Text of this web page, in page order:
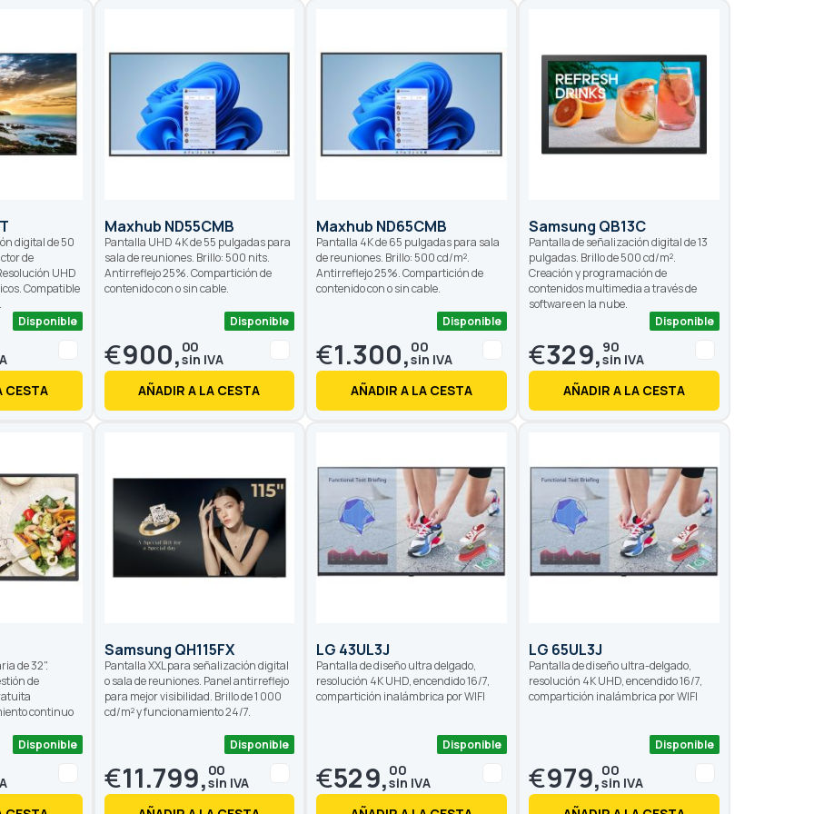
digital de 50
de
UHD
Compatible
Disponible
CESTA
Maxhub ND55CMB
Pantalla UHD 4K de 55 pulgadas para
sala de reuniones. Brillo: 500 nits.
Antirreflejo 25%. Compartición de
contenido con o sin cable.
Disponible
€900, 00
AÑADIR A LA CESTA
Maxhub ND65CMB
Pantalla 4K de 65 pulgadas para sala
de reuniones. Brillo: 500 cd/m².
Antirreflejo 25%. Compartición de
contenido con o sin cable.
Disponible
€1.300,00
AÑADIR A LA CESTA
Samsung QB13C
Pantalla de señalización digital de 13
pulgadas. Brillo de 500 cd/m².
Creación y programación de
contenidos multimedia a través de
software en la nube.
Disponible
€329, 90
AÑADIR A LA CESTA
de 32".
de
continuo
Disponible
Samsung QH115FX
Pantalla XXL para señalización digital
o sala de reuniones. Panel antirreflejo
para mejor visibilidad. Brillo de 1 000
cd/m² y funcionamiento 24/7.
Disponible
€11.799, 00
LG 43UL3J
Pantalla de diseño ultra delgado,
resolución 4K UHD, encendido 16/7,
compartición inalámbrica por WIFI
Disponible
€529,00
LG 65UL3J
Pantalla de diseño ultra-delgado,
resolución 4K UHD, encendido 16/7,
compartición inalámbrica por WIFI
Disponible
€979,00